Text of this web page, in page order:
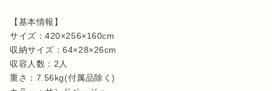
【基本情報】
サイズ：420×256×160cm
収納サイズ：64×28×26cm
収容人数：2人
重さ：7.56kg(付属品除く)